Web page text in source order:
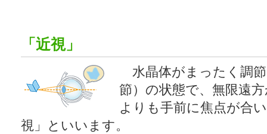
「近視」
水晶体がまったく調
節）の状態で、無限遠
よりも手前に焦点が合
視」といいます。